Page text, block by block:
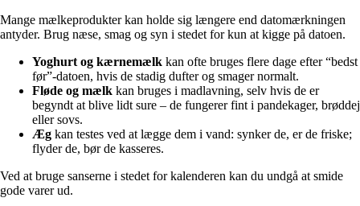
Mange mælkeprodukter kan holde sig længere end datomærkningen
antyder. Brug næse, smag og syn i stedet for kun at kigge på datoen.
Yoghurt og kærnemælk kan ofte bruges flere dage efter “bedst
før”-datoen, hvis de stadig dufter og smager normalt.
Fløde og mælk kan bruges i madlavning, selv hvis de er
begyndt at blive lidt sure – de fungerer fint i pandekager, brøddej
eller sovs.
Æg kan testes ved at lægge dem i vand: synker de, er de friske;
flyder de, bør de kasseres.
Ved at bruge sanserne i stedet for kalenderen kan du undgå at smide
gode varer ud.